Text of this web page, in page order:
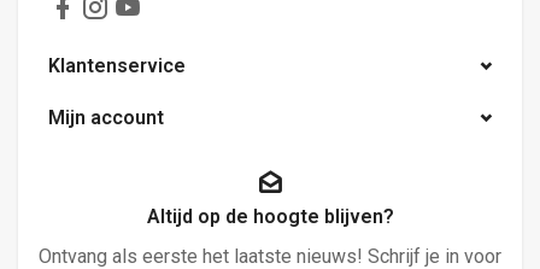
Klantenservice
Mijn account
Altijd op de hoogte blijven?
Ontvang als eerste het laatste nieuws! Schrijf je in voor